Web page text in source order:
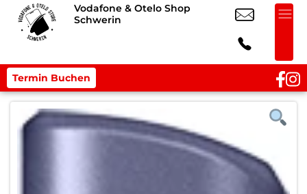
Vodafone & Otelo Shop
Schwerin
Termin Buchen